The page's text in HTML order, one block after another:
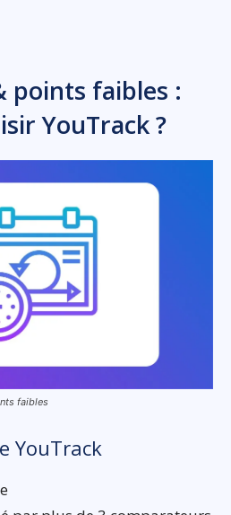
points faibles :
YouTrack ?
faibles
YouTrack